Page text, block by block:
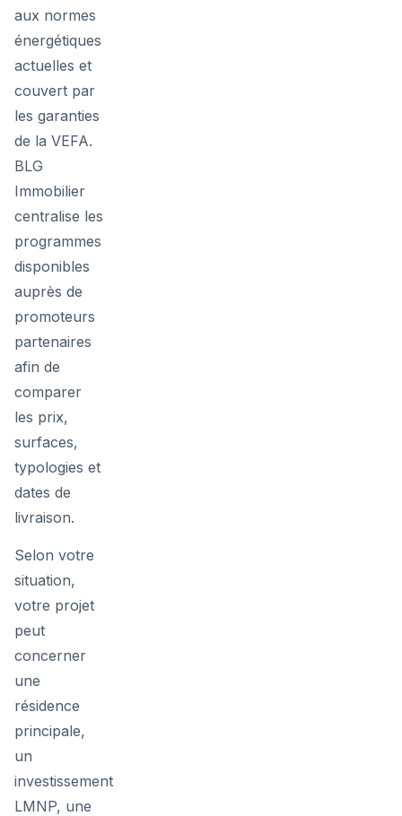
aux normes
énergétiques
actuelles et
couvert par
les garanties
de la VEFA.
BLG
Immobilier
centralise les
programmes
disponibles
auprès de
promoteurs
partenaires
afin de
comparer
les prix,
surfaces,
typologies et
dates de
livraison.
Selon votre
situation,
votre projet
peut
concerner
une
résidence
principale,
un
investissement
LMNP, une